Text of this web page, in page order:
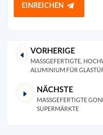
EINREICHEN
VORHERIGE
MASSGEFERTIGTE,
LUMINIUM FÜR
NÄCHSTE
MASSGEFERTIGTE
UPERMÄRKTE